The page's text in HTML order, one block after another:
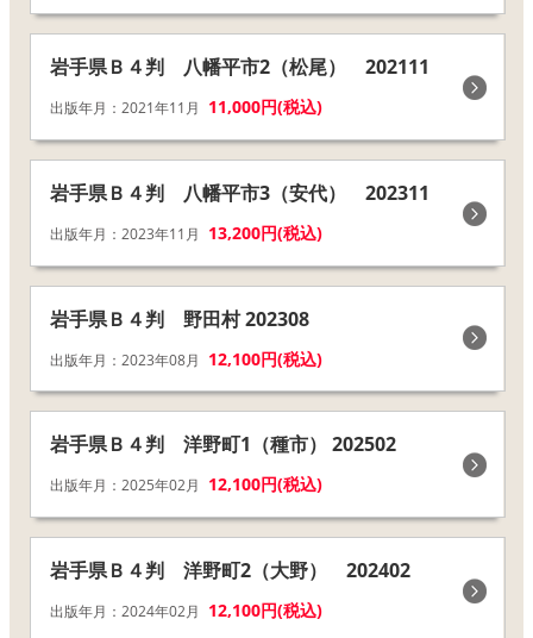
岩手県Ｂ４判 八幡平市2（松尾） 202111
出版年月：2021年11月 11,000円(税込)
岩手県Ｂ４判 八幡平市3（安代） 202311
出版年月：2023年11月 13,200円(税込)
岩手県Ｂ４判 野田村 202308
出版年月：2023年08月 12,100円(税込)
岩手県Ｂ４判 洋野町1（種市） 202502
出版年月：2025年02月 12,100円(税込)
岩手県Ｂ４判 洋野町2（大野） 202402
出版年月：2024年02月 12,100円(税込)